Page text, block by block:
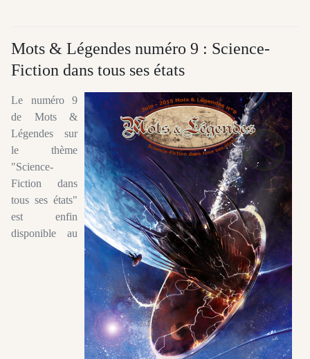
Mots & Légendes numéro 9 : Science-
Fiction dans tous ses états
Le numéro 9
de Mots &
Légendes sur
le thème
"Science-
Fiction dans
tous ses états"
est enfin
disponible au